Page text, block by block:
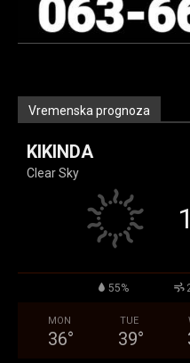
Vremenska prognoza
KIKINDA
Clear Sky
55%
MON
36°
TUE
39°